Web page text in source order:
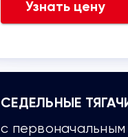
Узнать цену
СЕДЕЛЬНЫЕ
с первоначальным